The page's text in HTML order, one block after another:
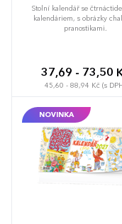
Stolní kalendář se
kalendáriem, s obrázky
pranostikami.
37,69 - 73,50
45,60 - 88,94 Kč (s
NOVINKA